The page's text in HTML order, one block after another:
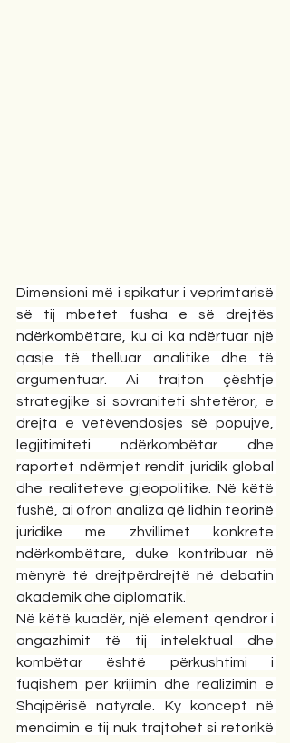
Dimensioni më i spikatur i veprimtarisë
së tij mbetet fusha e së drejtës
ndërkombëtare, ku ai ka ndërtuar një
qasje të thelluar analitike dhe të
argumentuar. Ai trajton çështje
strategjike si sovraniteti shtetëror, e
drejta e vetëvendosjes së popujve,
legjitimiteti ndërkombëtar dhe
raportet ndërmjet rendit juridik global
dhe realiteteve gjeopolitike. Në këtë
fushë, ai ofron analiza që lidhin teorinë
juridike me zhvillimet konkrete
ndërkombëtare, duke kontribuar në
mënyrë të drejtpërdrejtë në debatin
akademik dhe diplomatik.
Në këtë kuadër, një element qendror i
angazhimit të tij intelektual dhe
kombëtar është përkushtimi i
fuqishëm për krijimin dhe realizimin e
Shqipërisë natyrale. Ky koncept në
mendimin e tij nuk trajtohet si retorikë